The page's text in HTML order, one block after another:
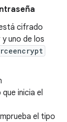
cifrado
uno de los
que inicia el
el tipo